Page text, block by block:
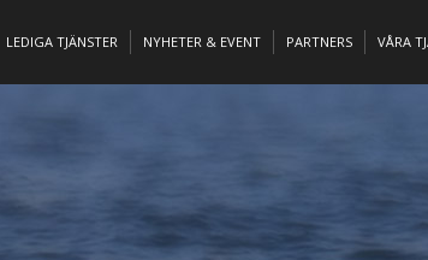
LEDIGA TJÄNSTER NYHETER & EVENT PARTNERS VÅRA